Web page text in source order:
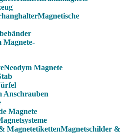
Magnetische
Magnete-
Neodym Magnete
Anschrauben
Magnete
Magnetschilder &